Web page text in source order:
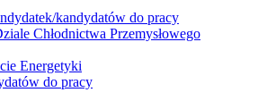
kandydatów do pracy
Chłodnictwa Przemysłowego
Energetyki
do pracy